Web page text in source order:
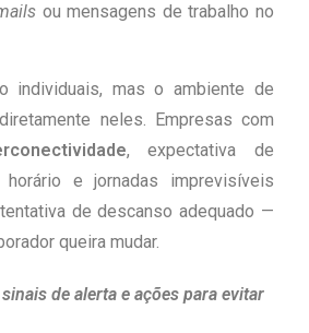
ou mensagens de trabalho no
individuais, mas o ambiente de
neles. Empresas com
, expectativa de
e jornadas imprevisíveis
de descanso adequado —
queira mudar.
de alerta e ações para evitar